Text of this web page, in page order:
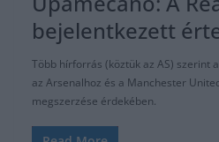
bejelentkezett
Több hírforrás (köztük az AS) szerint
az Arsenalhoz és a Manchester
megszerzése érdekében.